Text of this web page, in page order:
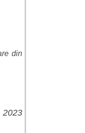
din
2023